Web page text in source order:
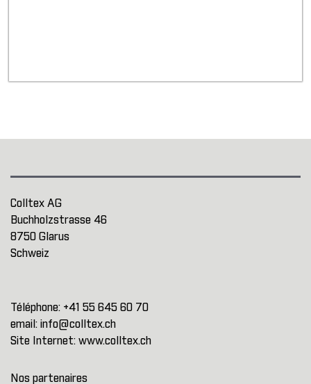
Colltex AG
Buchholzstrasse 46
8750 Glarus
Schweiz
Téléphone: +41 55 645 60 70
email: info@colltex.ch
Site Internet: www.colltex.ch
Nos partenaires